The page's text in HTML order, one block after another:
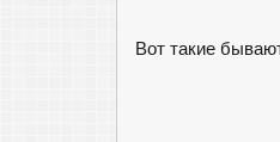
Вот такие